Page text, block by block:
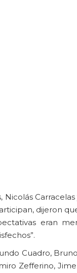
dijeron
eran
Cuadro,
Zefferino,